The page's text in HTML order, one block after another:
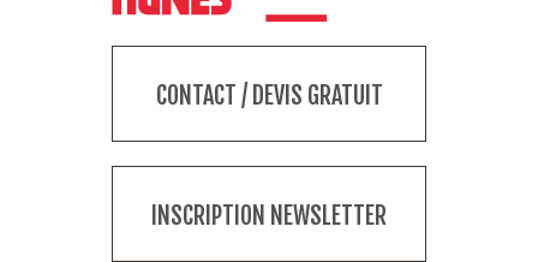
CONTACT / DEVIS GRATUIT
INSCRIPTION NEWSLETTER